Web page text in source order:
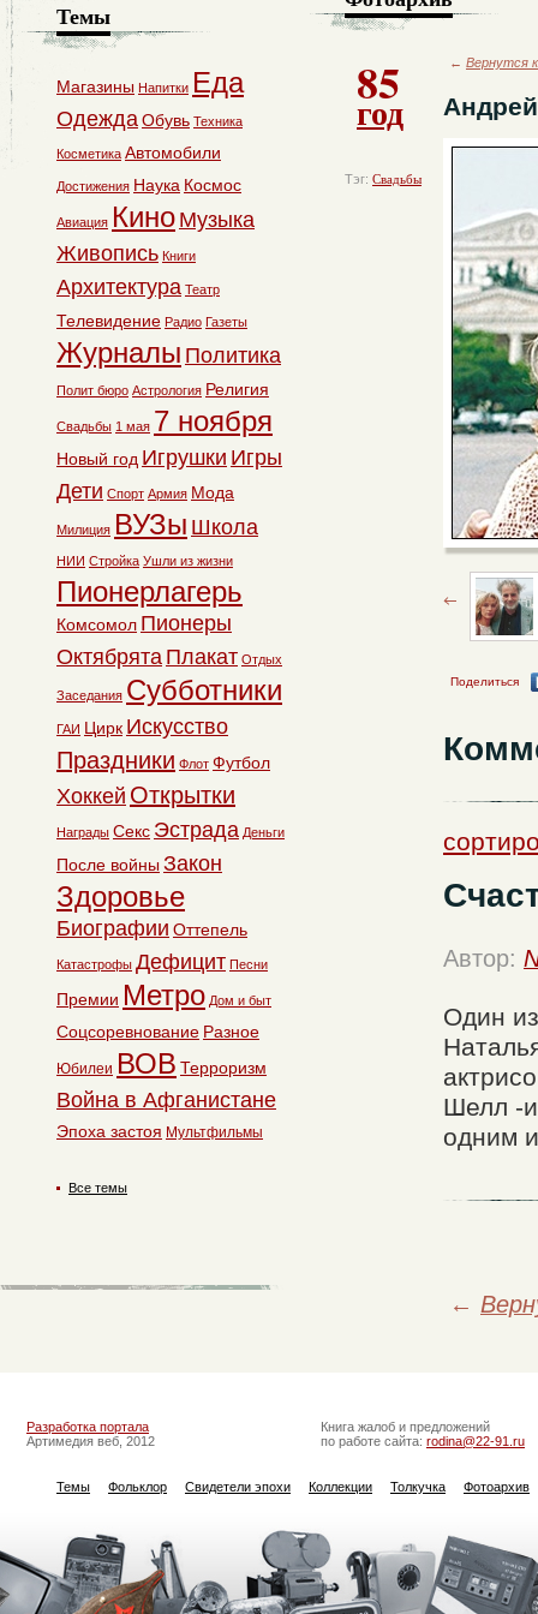
85
год
Тэг: Свадьбы
← Вернутся
Поделиться
Автор:
Один
Шелл -
одним
←
Темы
Магазины Напитки Еда
ОдеждаОбувь Техника
Косметика Автомобили
Достижения Наука Космос
Авиация Кино Музыка
Живопись Книги
Архитектура Театр
Телевидение Радио Газеты
Журналы Политика
Полит бюро Астрология Религия
Свадьбы 1 мая 7 ноября
Новый год Игрушки Игры
Дети Спорт Армия Мода
Милиция ВУЗы Школа
НИИ Стройка Ушли из жизни
Пионерлагерь
Комсомол Пионеры
Октябрята Плакат Отдых
Заседания Субботники
ГАИ Цирк Искусство
Праздники Флот Футбол
Хоккей Открытки
Награды Секс Эстрада Деньги
После войны Закон
Здоровье
Биографии Оттепель
Катастрофы Дефицит Песни
Премии Метро Дом и быт
Соцсоревнование Разное
Юбилеи ВОВ Терроризм
Война в Афганистане
Эпоха застоя Мультфильмы
Все темы
Разработка портала
Артимедия веб, 2012
Книга жалоб и предложений
по работе сайта: rodina@22-91.ru
Темы Фольклор Свидетели эпохи Коллекции Толкучка Фотоархив